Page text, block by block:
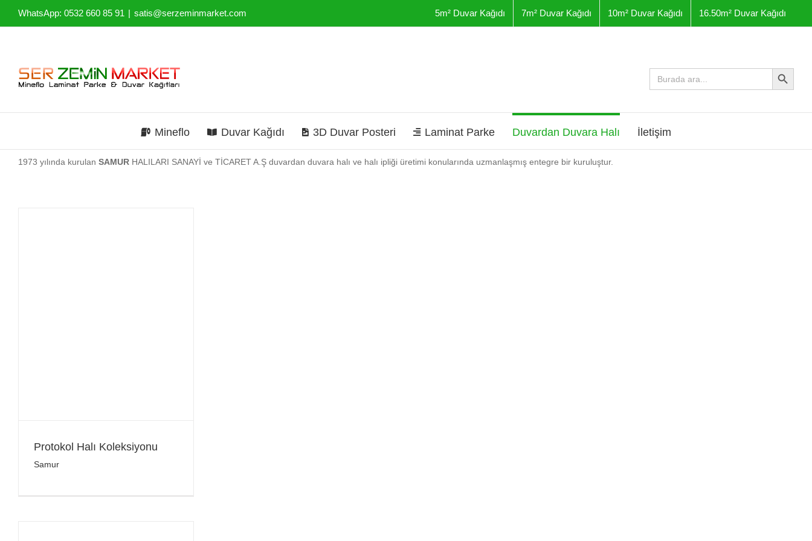
WhatsApp: 0532 660 85 91 | satis@serzeminmarket.com 5m² Duvar Kağıdı 7m² Duvar Kağıdı 10m² Duvar Kağıdı 16.50m² Duvar Kağıdı
Arama
yap:
Arama Butonu
Mineflo Duvar Kağıdı 3D Duvar Posteri Laminat Parke Duvardan Duvara Halı İletişim
1973 yılında kurulan SAMUR HALILARI SANAYİ ve TİCARET A.Ş duvardan duvara halı ve halı ipliği üretimi konularında uzmanlaşmış entegre bir kuruluştur.
Protokol Halı Koleksiyonu
Samur